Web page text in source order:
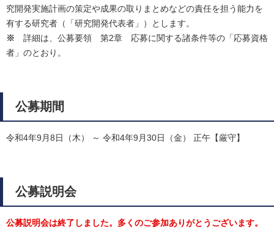
究開発実施計画の策定や成果の取りまとめなどの責任を担う能力を
有する研究者（「研究開発代表者」）とします。
※ 詳細は、公募要領 第2章 応募に関する諸条件等の「応募資格
者」のとおり。
公募期間
令和4年9月8日（木） ～ 令和4年9月30日（金） 正午【厳守】
公募説明会
公募説明会は終了しました。多くのご参加ありがとうございます。